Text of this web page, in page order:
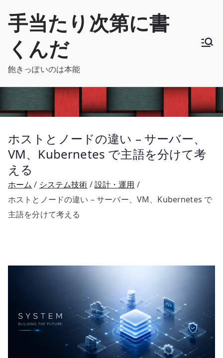
手当たり次第に書
くんだ
飽きっぽいのは本能
ホストとノードの違い – サーバー、
VM、Kubernetes で主語を分けて考
える
ホーム システム技術
設計・運用
ホストとノードの違い – サーバー、VM、Kubernetes で
主語を分けて考える